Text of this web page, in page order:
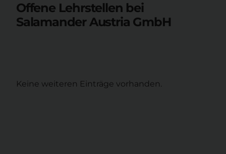
Offene Lehrstellen bei
Salamander Austria GmbH
Keine weiteren Einträge vorhanden.